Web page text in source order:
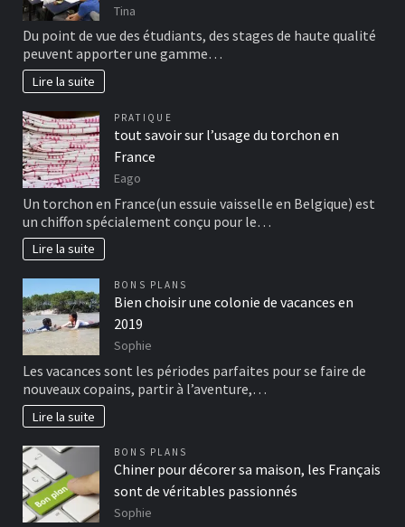
Tina
Du point de vue des étudiants, des stages de haute qualité
peuvent apporter une gamme…
Lire la suite
PRATIQUE
tout savoir sur l’usage du torchon en
France
Eago
Un torchon en France(un essuie vaisselle en Belgique) est
un chiffon spécialement conçu pour le…
Lire la suite
BONS PLANS
Bien choisir une colonie de vacances en
2019
Sophie
Les vacances sont les périodes parfaites pour se faire de
nouveaux copains, partir à l’aventure,…
Lire la suite
BONS PLANS
Chiner pour décorer sa maison, les Français
sont de véritables passionnés
Sophie